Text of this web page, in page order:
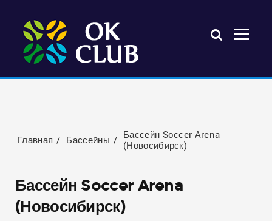
Главная Бассейны
Бассейн Soccer Arena
(Новосибирск)
Бассейн Soccer Arena
(Новосибирск)